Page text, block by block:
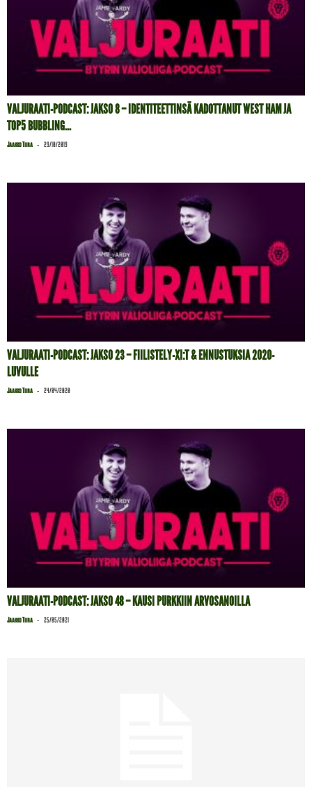
VALJURAATI-PODCAST: JAKSO 8 – IDENTITEETTINSÄ KADOTTANUT WEST HAM JA
TOP5 BUBBLING...
Jaakko Tiira - 29/10/2019
VALJURAATI-PODCAST: JAKSO 23 – FIILISTELY-XI:T & ENNUSTUKSIA 2020-
LUVULLE
Jaakko Tiira - 24/04/2020
VALJURAATI-PODCAST: JAKSO 48 – KAUSI PURKKIIN ARVOSANOILLA
Jaakko Tiira - 25/05/2021